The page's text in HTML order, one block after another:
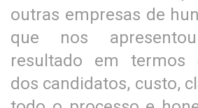
outras empresas de
que nos
resultado em termos
dos candidatos, custo,